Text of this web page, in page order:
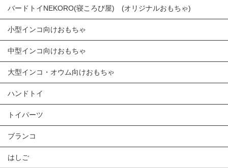
バードトイNEKORO(寝ころび屋) (オリジナルおもちゃ)
小型インコ向けおもちゃ
中型インコ向けおもちゃ
大型インコ・オウム向けおもちゃ
ハンドトイ
トイパーツ
ブランコ
はしご